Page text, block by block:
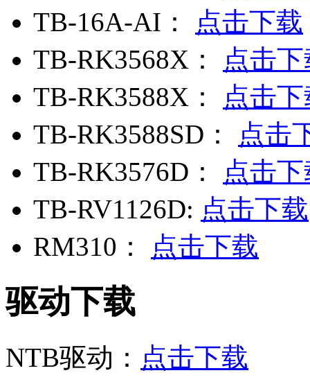
TB-16A-AI：
点击下载
TB-RK3568X：
点击
TB-RK3588X：
点击
TB-RK3588SD：
点击
TB-RK3576D：
点击
TB-RV1126D: 点击下载
RM310：
点击下载
驱动下载
NTB驱动： 点击下载